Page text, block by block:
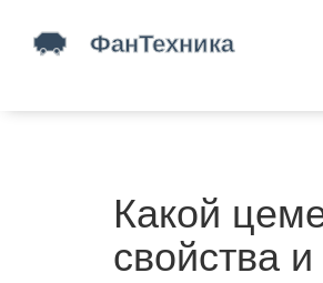
Какой
свойства